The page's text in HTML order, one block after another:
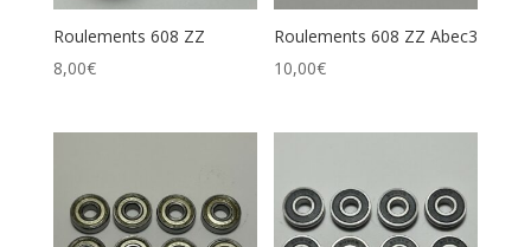
Roulements 608 ZZ
8,00€
Roulements 608 ZZ Abec3
10,00€